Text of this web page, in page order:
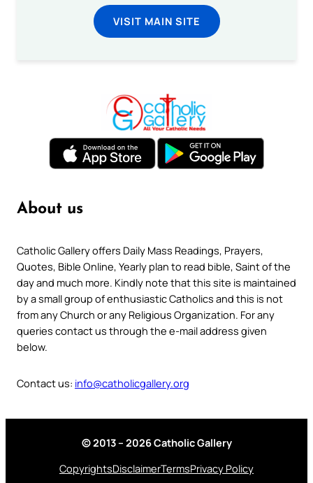
VISIT MAIN SITE
About us
Catholic Gallery offers Daily Mass Readings, Prayers,
Quotes, Bible Online, Yearly plan to read bible, Saint of the
day and much more. Kindly note that this site is maintained
by a small group of enthusiastic Catholics and this is not
from any Church or any Religious Organization. For any
queries contact us through the e-mail address given
below.
Contact us: info@catholicgallery.org
© 2013 – 2026 Catholic Gallery
CopyrightsDisclaimerTermsPrivacy Policy